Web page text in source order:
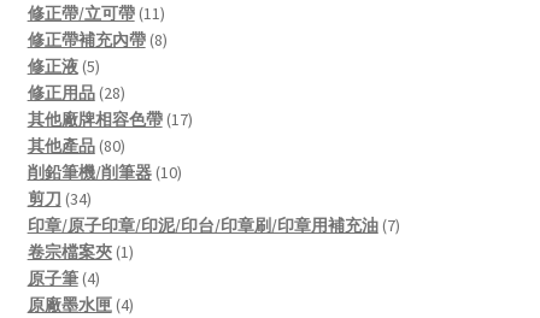
products
修正帶/立可帶 1111
products
修正帶補充內帶 88
修正液 55
products
修正用品 2828
products
其他廠牌相容色帶 1717
其他產品 8080
products
削鉛筆機/削筆器 1010
剪刀 3434
products
印章/原子印章/印泥/印台/印章刷/印章用補充油 77
卷宗檔案夾 11
原子筆 44
products
原廠墨水匣 44